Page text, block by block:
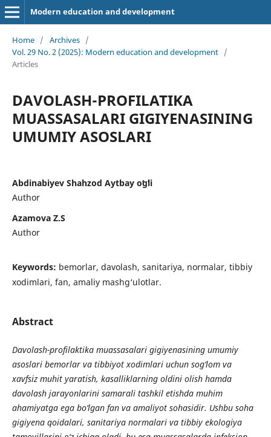
Modern education and development
Home / Archives /
Vol. 29 No. 2 (2025): Modern education and development /
Articles
DAVOLASH-PROFILATIKA
MUASSASALARI GIGIYENASINING
UMUMIY ASOSLARI
Abdinabiyev Shahzod Aytbay oʻgʻli
Author
Azamova Z.S
Author
Keywords: bemorlar, davolash, sanitariya, normalar, tibbiy
xodimlari, fan, amaliy mashg‘ulotlar.
Abstract
Davolash-profilaktika muassasalari gigiyenasining umumiy
asoslari bemorlar va tibbiyot xodimlari uchun sog‘lom va
xavfsiz muhit yaratish, kasalliklarning oldini olish hamda
davolash jarayonlarini samarali tashkil etishda muhim
ahamiyatga ega bo‘lgan fan va amaliyot sohasidir. Ushbu soha
gigiyena qoidalari, sanitariya normalari va tibbiy ekologiya